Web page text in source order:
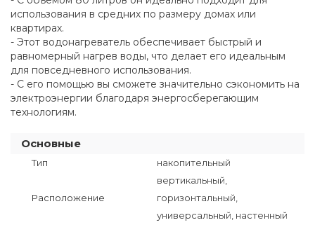
использования в средних по размеру домах или
квартирах.
- Этот водонагреватель обеспечивает быстрый и
равномерный нагрев воды, что делает его идеальным
для повседневного использования.
- С его помощью вы сможете значительно сэкономить на
электроэнергии благодаря энергосберегающим
технологиям.
Основные
Тип накопительный
Расположение
вертикальный,
горизонтальный,
универсальный, настенный